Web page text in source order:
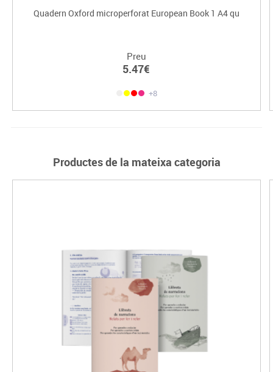
Quadern Oxford microperforat European Book 1 A4 qu
Preu
5.47€
+8
Productes de la mateixa categoria